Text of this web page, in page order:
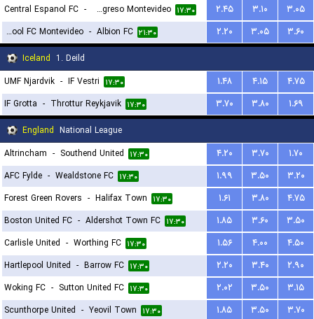
Central Espanol FC - CA Progreso Montevideo ۱۷:۳۰ ۲.۴۵ ۳.۱۰
۳.۰۵
Liverpool FC Montevideo
- Albion FC ۲۱:۳۰ ۲.۲۰ ۳.۰۵
۳.۶۰
Iceland 1. Deild
UMF Njardvik - IF Vestri ۱۷:۳۰ ۱.۴۸ ۴.۱۵
۴.۷۵
IF Grotta - Throttur Reykjavik ۱۷:۳۰ ۳.۷۰ ۳.۸۰
۱.۶۹
England National League
Altrincham - Southend United ۱۷:۳۰ ۴.۲۰ ۳.۷۰
۱.۷۰
AFC Fylde - Wealdstone FC ۱۷:۳۰ ۱.۹۹ ۳.۵۰
۳.۲۰
Forest Green Rovers - Halifax Town ۱۷:۳۰ ۱.۶۱ ۳.۸۰
۴.۷۵
Boston United FC - Aldershot Town FC ۱۷:۳۰ ۱.۸۵ ۳.۶۰
۳.۵۰
Carlisle United - Worthing FC ۱۷:۳۰ ۱.۵۶ ۴.۰۰
۴.۵۰
Hartlepool United - Barrow FC ۱۷:۳۰ ۲.۲۰ ۳.۴۰
۲.۹۰
Woking FC - Sutton United FC ۱۷:۳۰ ۲.۰۲ ۳.۵۰
۳.۱۵
Scunthorpe United - Yeovil Town ۱۷:۳۰ ۱.۸۵ ۳.۵۰
۳.۷۰